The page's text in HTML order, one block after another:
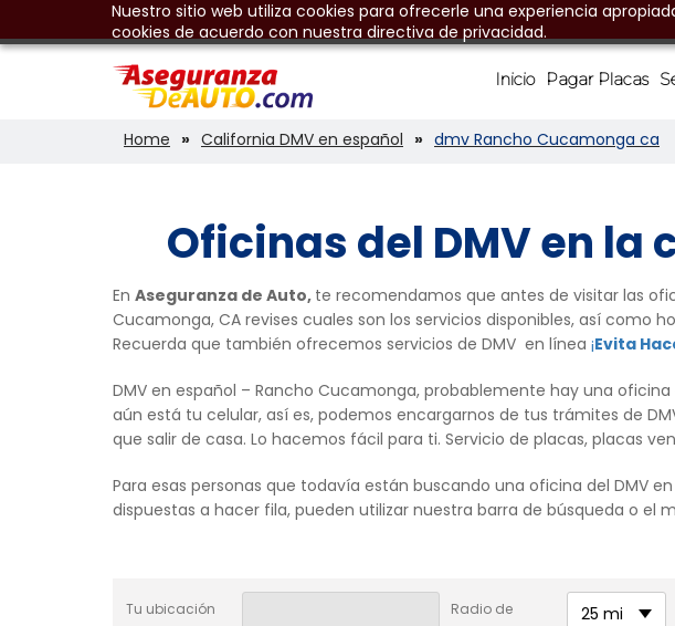
Nuestro sitio web utiliza cookies para ofrecerle una experiencia
cookies de acuerdo con nuestra directiva de privacidad.
Inicio Pagar Placas
Home California DMV en español dmv Rancho Cucamonga ca
Oficinas del DMV en la
En Aseguranza de Auto, te recomendamos que antes de visitar las
Cucamonga, CA revises cuales son los servicios disponibles, así como
Recuerda que también ofrecemos servicios de DMV en línea ¡Evita
DMV en español – Rancho Cucamonga, probablemente hay una
aún está tu celular, así es, podemos encargarnos de tus trámites de
que salir de casa. Lo hacemos fácil para ti. Servicio de placas, placas
Para esas personas que todavía están buscando una oficina del DMV
dispuestas a hacer fila, pueden utilizar nuestra barra de búsqueda o el
Tu ubicación
Radio de
25 mi